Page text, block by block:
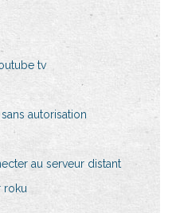
tv
autorisation
au serveur distant
roku